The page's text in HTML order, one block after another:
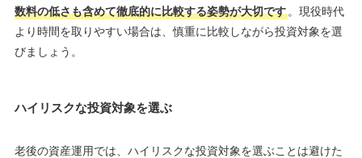
数料の低さも含めて徹底的に比較する姿勢が大切です。現役時代
より時間を取りやすい場合は、慎重に比較しながら投資対象を選
びましょう。
ハイリスクな投資対象を選ぶ
老後の資産運用では、ハイリスクな投資対象を選ぶことは避けた